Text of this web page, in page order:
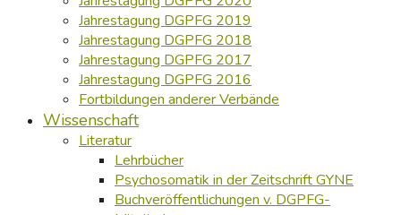
Jahrestagung DGPFG 2019
Jahrestagung DGPFG 2018
Jahrestagung DGPFG 2017
Jahrestagung DGPFG 2016
Fortbildungen anderer Verbände
Wissenschaft
Literatur
Lehrbücher
Psychosomatik in der Zeitschrift GYNE
Buchveröffentlichungen v. DGPFG-